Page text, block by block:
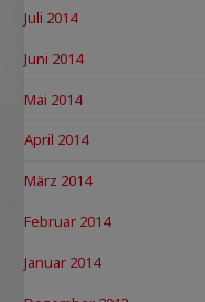
Juli 2014
Juni 2014
Mai 2014
April 2014
März 2014
Februar 2014
Januar 2014